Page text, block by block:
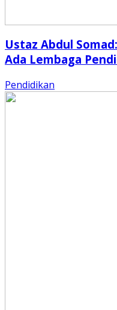
Ustaz Abdul
Ada Lembaga
Pendidikan